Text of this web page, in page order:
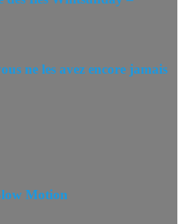
ne les avez encore jamais
Motion